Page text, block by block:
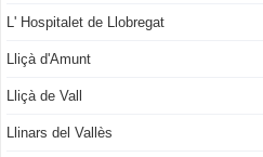
L' Hospitalet de Llobregat
Lliçà d'Amunt
Lliçà de Vall
Llinars del Vallès